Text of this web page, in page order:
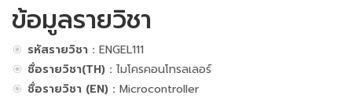
ข้อมูลรายวิชา
รหัสรายวิชา : ENGEL111
ชื่อรายวิชา(TH) : ไมโครคอนโทรลเลอร์
ชื่อรายวิชา (EN) : Microcontroller